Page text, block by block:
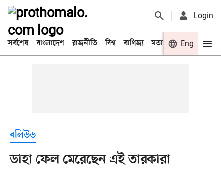
Login
সর্বশেষ বাংলাদেশ রাজনীতি বিশ্ব বাণিজ্য মতামত খেলা
Eng
বলিউড
ডাহা ফেল মেরেছেন এই তারকারা